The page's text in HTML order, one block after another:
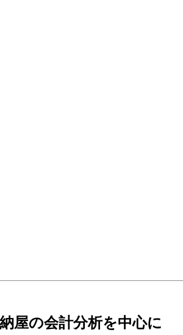
屋の会計分析を中心に